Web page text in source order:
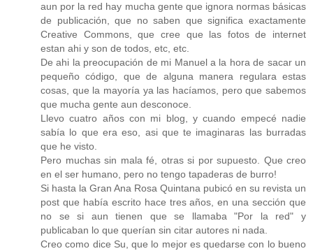
aun por la red hay mucha gente que ignora normas básicas
de publicación, que no saben que significa exactamente
Creative Commons, que cree que las fotos de internet
estan ahi y son de todos, etc, etc.
De ahi la preocupación de mi Manuel a la hora de sacar un
pequeño código, que de alguna manera regulara estas
cosas, que la mayoría ya las hacíamos, pero que sabemos
que mucha gente aun desconoce.
Llevo cuatro años con mi blog, y cuando empecé nadie
sabía lo que era eso, asi que te imaginaras las burradas
que he visto.
Pero muchas sin mala fé, otras si por supuesto. Que creo
en el ser humano, pero no tengo tapaderas de burro!
Si hasta la Gran Ana Rosa Quintana pubicó en su revista un
post que había escrito hace tres años, en una sección que
no se si aun tienen que se llamaba "Por la red" y
publicaban lo que querían sin citar autores ni nada.
Creo como dice Su, que lo mejor es quedarse con lo bueno